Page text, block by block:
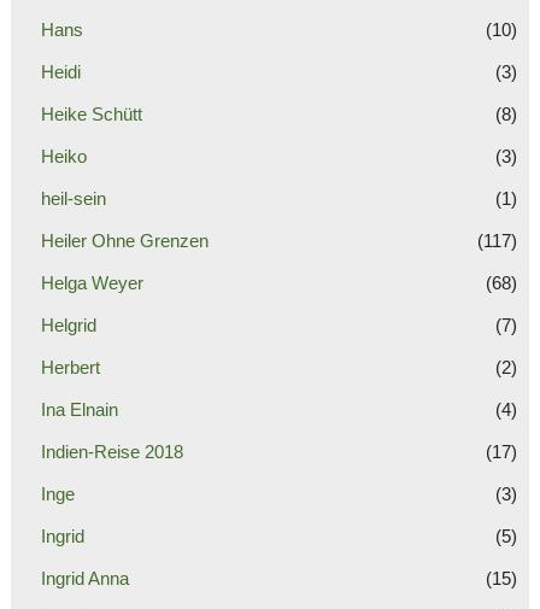
Hans (10)
Heidi (3)
Heike Schütt (8)
Heiko (3)
heil-sein (1)
Heiler Ohne Grenzen (117)
Helga Weyer (68)
Helgrid (7)
Herbert (2)
Ina Elnain (4)
Indien-Reise 2018 (17)
Inge (3)
Ingrid (5)
Ingrid Anna (15)